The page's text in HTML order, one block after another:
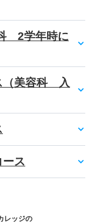
2学年時に
（美容科 入
ス
レッジの